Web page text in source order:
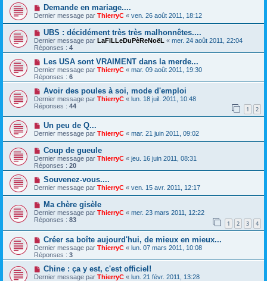
Demande en mariage....
Dernier message par ThierryC « ven. 26 août 2011, 18:12
UBS : décidément très très malhonnêtes....
Dernier message par LaFiLLeDuPèReNoëL « mer. 24 août 2011, 22:04
Réponses : 4
Les USA sont VRAIMENT dans la merde...
Dernier message par ThierryC « mar. 09 août 2011, 19:30
Réponses : 6
Avoir des poules à soi, mode d'emploi
Dernier message par ThierryC « lun. 18 juil. 2011, 10:48
Réponses : 44 1 2
Un peu de Q...
Dernier message par ThierryC « mar. 21 juin 2011, 09:02
Coup de gueule
Dernier message par ThierryC « jeu. 16 juin 2011, 08:31
Réponses : 20
Souvenez-vous....
Dernier message par ThierryC « ven. 15 avr. 2011, 12:17
Ma chère gisèle
Dernier message par ThierryC « mer. 23 mars 2011, 12:22
Réponses : 83 1 2 3 4
Créer sa boîte aujourd'hui, de mieux en mieux...
Dernier message par ThierryC « lun. 07 mars 2011, 10:08
Réponses : 3
Chine : ça y est, c'est officiel!
Dernier message par ThierryC « lun. 21 févr. 2011, 13:28